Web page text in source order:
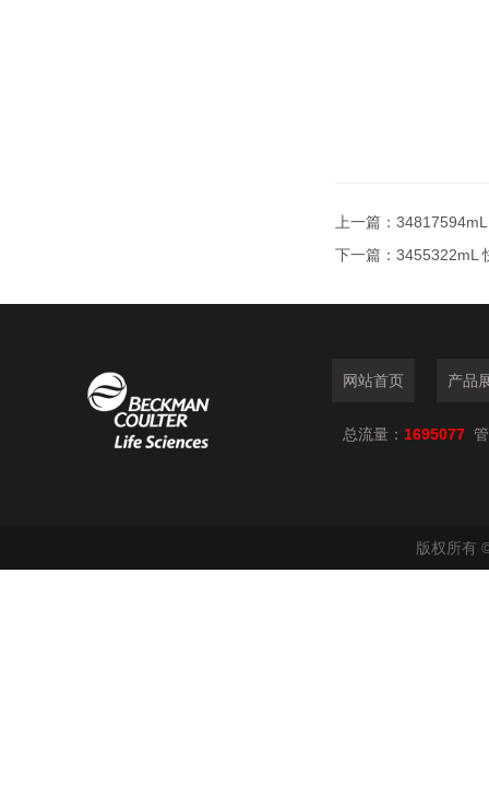
上一篇：
下一篇： 3455322mL
网站首页 产品
总流量： 1695077
版权所有